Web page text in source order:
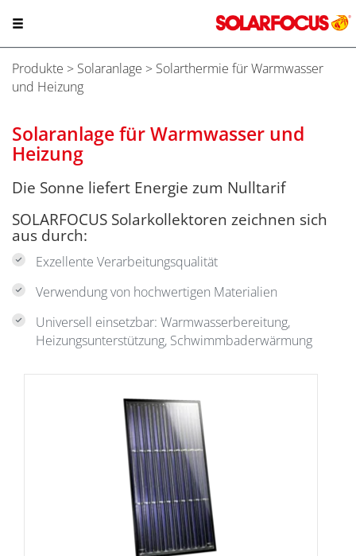
Produkte > Solaranlage > Solarthermie für Warmwasser
und Heizung
Solaranlage für Warmwasser und
Heizung
Die Sonne liefert Energie zum Nulltarif
SOLARFOCUS Solarkollektoren zeichnen sich
aus durch:
Exzellente Verarbeitungsqualität
Verwendung von hochwertigen Materialien
Universell einsetzbar: Warmwasserbereitung,
Heizungsunterstützung, Schwimmbaderwärmung